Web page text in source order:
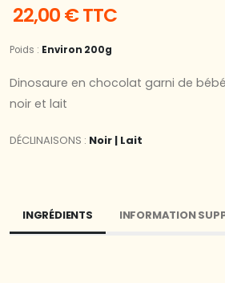
22,00 € TTC
Poids : Environ 200g
Dinosaure en chocolat garni de
noir et lait
DÉCLINAISONS : Noir | Lait
INGRÉDIENTS INFORMATION